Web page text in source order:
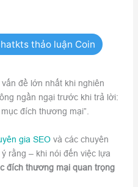
thảo luận Coin
đề lớn nhất khi nghiên
ngần ngại trước khi trả lời:
đích thương mại”.
gia SEOvà các chuyên
rằng – khi nói đến việc lựa
đích thương mại quan trọng